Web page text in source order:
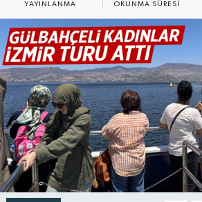
YAYINLANMA OKUNMA SÜRESI
Spor
Türkiye
Yaşam